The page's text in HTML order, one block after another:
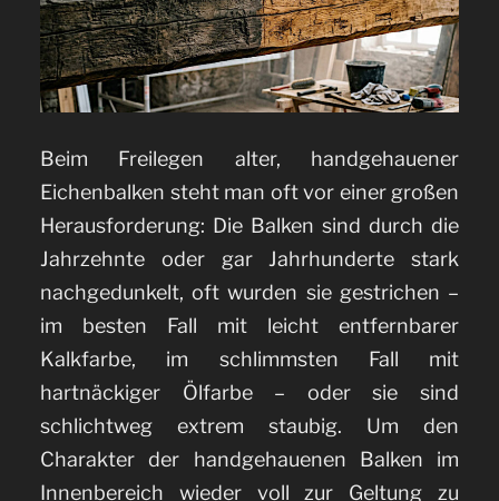
Beim Freilegen alter, handgehauener
Eichenbalken steht man oft vor einer großen
Herausforderung: Die Balken sind durch die
Jahrzehnte oder gar Jahrhunderte stark
nachgedunkelt, oft wurden sie gestrichen –
im besten Fall mit leicht entfernbarer
Kalkfarbe, im schlimmsten Fall mit
hartnäckiger Ölfarbe – oder sie sind
schlichtweg extrem staubig. Um den
Charakter der handgehauenen Balken im
Innenbereich wieder voll zur Geltung zu